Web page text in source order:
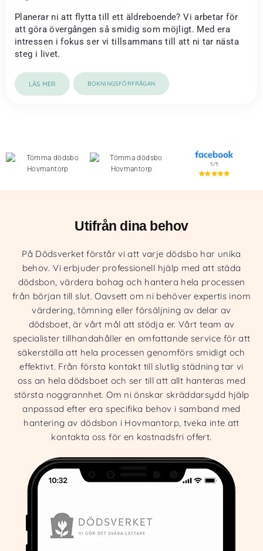
Planerar ni att flytta till ett äldreboende? Vi arbetar för
att göra övergången så smidig som möjligt. Med era
intressen i fokus ser vi tillsammans till att ni tar nästa
steg i livet.
LÄS MER BOKNINGSFÖRFRÅGAN
Utifrån dina behov
På Dödsverket förstår vi att varje dödsbo har unika
behov. Vi erbjuder professionell hjälp med att städa
dödsbon, värdera bohag och hantera hela processen
från början till slut. Oavsett om ni behöver expertis inom
värdering, tömning eller försäljning av delar av
dödsboet, är vårt mål att stödja er. Vårt team av
specialister tillhandahåller en omfattande service för att
säkerställa att hela processen genomförs smidigt och
effektivt. Från första kontakt till slutlig städning tar vi
oss an hela dödsboet och ser till att allt hanteras med
största noggrannhet. Om ni önskar skräddarsydd hjälp
anpassad efter era specifika behov i samband med
hantering av dödsbon i Hovmantorp, tveka inte att
kontakta oss för en kostnadsfri offert.